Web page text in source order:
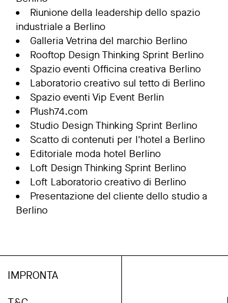
Riunione della leadership dello spazio
industriale a Berlino
Galleria Vetrina del marchio Berlino
Rooftop Design Thinking Sprint Berlino
Spazio eventi Officina creativa Berlino
Laboratorio creativo sul tetto di Berlino
Spazio eventi Vip Event Berlin
Plush74.com
Studio Design Thinking Sprint Berlino
Scatto di contenuti per l'hotel a Berlino
Editoriale moda hotel Berlino
Loft Design Thinking Sprint Berlino
Loft Laboratorio creativo di Berlino
Presentazione del cliente dello studio a
Berlino
IMPRONTA